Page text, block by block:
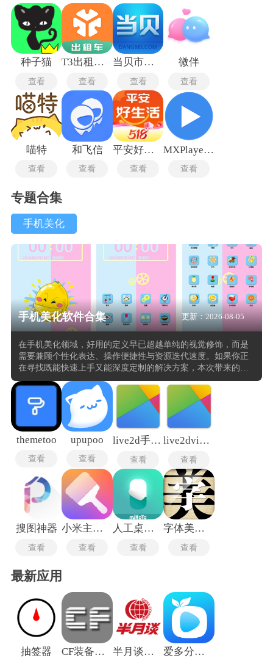
种子猫
查看
T3出租车司机版
查看
当贝市场TV版
查看
微伴
查看
喵特
查看
和飞信
查看
平安好生活
查看
MXPlayer播放器最新版
查看
专题合集
手机美化
手机美化软件合集 更新：2026-08-05
在手机美化领域，好用的定义早已超越单纯的视觉修饰，而是
需要兼顾个性化表达、操作便捷性与资源迭代速度。如果你正
在寻找既能快速上手又能深度定制的解决方案，本次带来的手
机美化app合集或许能帮你避开盲目试错的坑。从基础功能来
看，这类工具都提供了主题、壁纸、图标、字体的全链路定
制。比如通过动态壁纸实现屏幕呼吸感，或利用小组件构建天
气、日程等实用模块，这种「模块化」设计让不同审美偏好的
用户都能找到适配方案。同时，部分工具支持微信 / QQ 界面的
全局透明化改造，这种细节优化能显著提升沉浸感。
themetoo
查看
upupoo
查看
live2d手机版
查看
live2dviewerex手机版
查看
搜图神器
查看
小米主题商店
查看
人工桌面鹿鸣版
查看
字体美化大师免费版
查看
最新应用
抽签器 CF装备助手手机版 半月谈旧版本 爱多分学生版